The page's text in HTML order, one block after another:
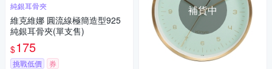
純銀耳骨夾
維克維娜 圓流線極簡造型925
純銀耳骨夾(單支售)
$175
挑戰低價 券
補貨中